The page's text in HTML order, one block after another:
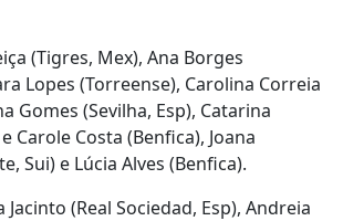
(Tigres, Mex), Ana Borges
Lopes (Torreense), Carolina Correia
Gomes (Sevilha, Esp), Catarina
Carole Costa (Benfica), Joana
Sui) e Lúcia Alves (Benfica).
(Real Sociedad, Esp), Andreia